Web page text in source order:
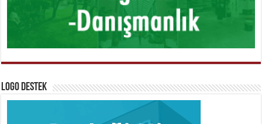
Logo Destek